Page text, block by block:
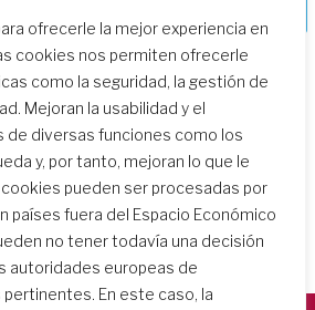
ofrecerle la mejor experiencia en
cookies nos permiten ofrecerle
como la seguridad, la gestión de
Mejoran la usabilidad y el
de diversas funciones como los
y, por tanto, mejoran lo que le
pueden ser procesadas por
países fuera del Espacio Económico
no tener todavía una decisión
autoridades europeas de
En este caso, la